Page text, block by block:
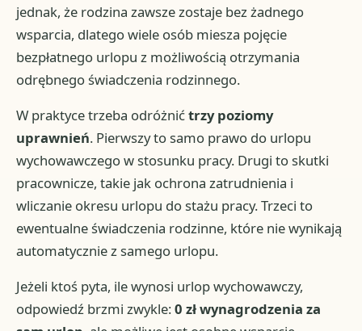
jednak, że rodzina zawsze zostaje bez żadnego
wsparcia, dlatego wiele osób miesza pojęcie
bezpłatnego urlopu z możliwością otrzymania
odrębnego świadczenia rodzinnego.
W praktyce trzeba odróżnićtrzy poziomy
uprawnień. Pierwszy to samo prawo do urlopu
wychowawczego w stosunku pracy. Drugi to skutki
pracownicze, takie jak ochrona zatrudnienia i
wliczanie okresu urlopu do stażu pracy. Trzeci to
ewentualne świadczenia rodzinne, które nie wynikają
automatycznie z samego urlopu.
Jeżeli ktoś pyta, ile wynosi urlop wychowawczy,
odpowiedź brzmi zwykle:0 zł wynagrodzenia za